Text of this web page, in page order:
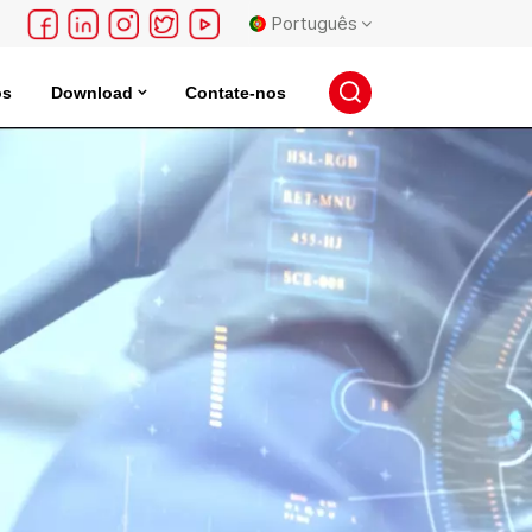
Português
English
français
русский
español
português
日本語
Download Contate-nos